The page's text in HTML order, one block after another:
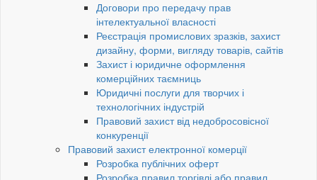
Договори про передачу прав
інтелектуальної власності
Реєстрація промислових зразків, захист
дизайну, форми, вигляду товарів, сайтів
Захист і юридичне оформлення
комерційних таємниць
Юридичні послуги для творчих і
технологічних індустрій
Правовий захист від недобросовісної
конкуренції
Правовий захист електронної комерції
Розробка публічних оферт